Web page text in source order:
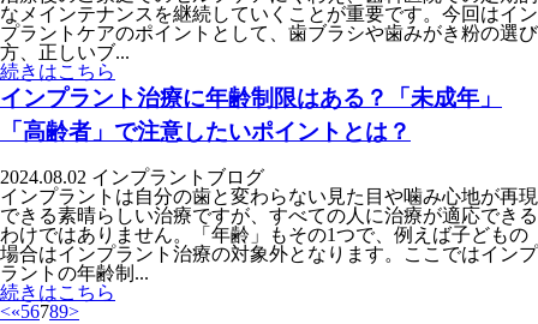
なメインテナンスを継続していくことが重要です。今回はイン
プラントケアのポイントとして、歯ブラシや歯みがき粉の選び
方、正しいブ...
続きはこちら
インプラント治療に年齢制限はある？「未成年」
「高齢者」で注意したいポイントとは？
2024.08.02 インプラント ブログ
インプラントは自分の歯と変わらない見た目や噛み心地が再現
できる素晴らしい治療ですが、すべての人に治療が適応できる
わけではありません。「年齢」もその1つで、例えば子どもの
場合はインプラント治療の対象外となります。ここではインプ
ラントの年齢制...
続きはこちら
<«56789>